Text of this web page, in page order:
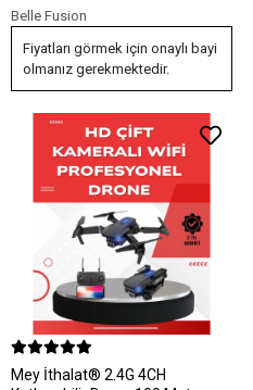
1080P 4K Kamera Seçenekli
Belle Fusion
Fiyatları görmek için onaylı bayi
olmanız gerekmektedir.
Mey İthalat® 2.4G 4CH